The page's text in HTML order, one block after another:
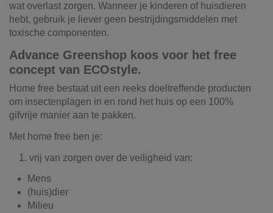
wat overlast zorgen. Wanneer je kinderen of huisdieren
hebt, gebruik je liever geen bestrijdingsmiddelen met
toxische componenten.
Advance Greenshop koos voor het free
concept van ECOstyle.
Home free bestaat uit een reeks doeltreffende producten
om insectenplagen in en rond het huis op een 100%
gifvrije manier aan te pakken.
Met home free ben je:
1. vrij van zorgen over de veiligheid van:
Mens
(huis)dier
Milieu